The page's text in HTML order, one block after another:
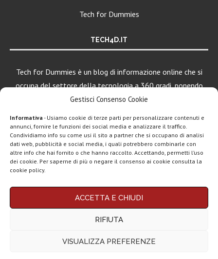
Gestisci Consenso Cookie
Informativa - Usiamo cookie di terze parti per personalizzare contenuti e
annunci, fornire le funzioni dei social media e analizzare il traffico.
Condividiamo info su come usi il sito a partner che si occupano di analisi
dati web, pubblicità e social media, i quali potrebbero combinarle con
altre info che hai fornito o che hanno raccolto. Accettando, permetti l’uso
dei cookie. Per saperne di più o negare il consenso ai cookie consulta la
cookie policy.
ACCETTA E CHIUDI
RIFIUTA
VISUALIZZA PREFERENZE
Tech for Dummies
TECH4D.IT
Tech for Dummies è un blog di informazione online che si
occupa del settore della tecnologia a 360 gradi, ponendo
una particolare attenzione al mondo Android, Apple e
Chi siamo Contatti Disclaimer Privacy policy
Questo blog non rappresenta una testata giornalistica in quanto viene aggiornato
Affiliazione Amazon EU, un programma che eroga ai siti una commissione
LEGGI ANCHE
Motorola rinnova
per intenditori...
NexPhone è il